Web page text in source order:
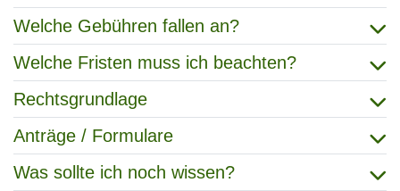
Welche Gebühren fallen an?
Welche Fristen muss ich beachten?
Rechtsgrundlage
Anträge / Formulare
Was sollte ich noch wissen?